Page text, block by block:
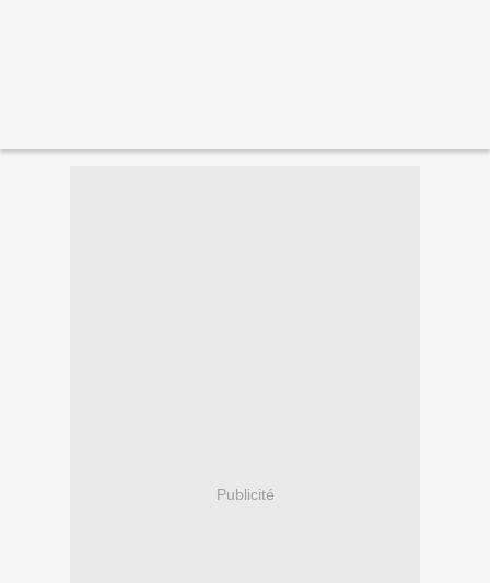
Publicité